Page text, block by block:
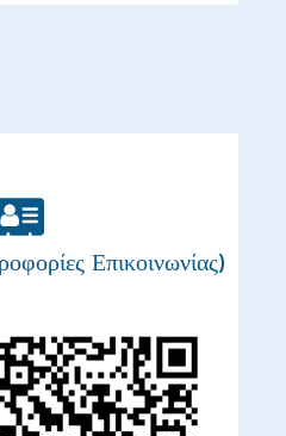
Επικοινωνίας)